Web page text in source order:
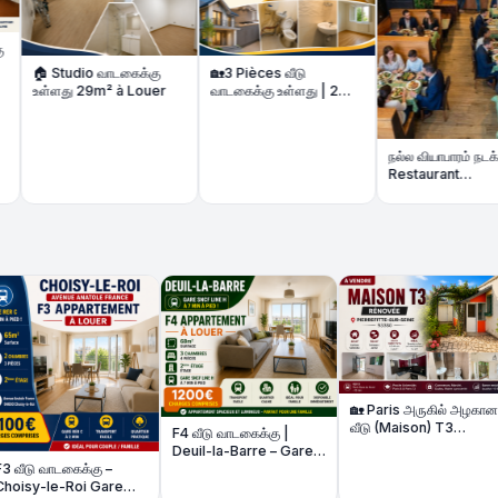
வாடகைக்கு
29m² à Louer
🏡3 Pièces வீடு
வாடகைக்கு உள்ளது | 2
நல்ல வியாபாரம் நடக்கும்
–
F4 வீடு வாடகைக்கு |
Deuil-la-Barre – Gare
Line H 7 நிமிடம்
🏡 Paris அருகில் அழகான
வீடு (Maison) T3
rénovée விற்பனைக்கு |
📍 3 மாத
Local